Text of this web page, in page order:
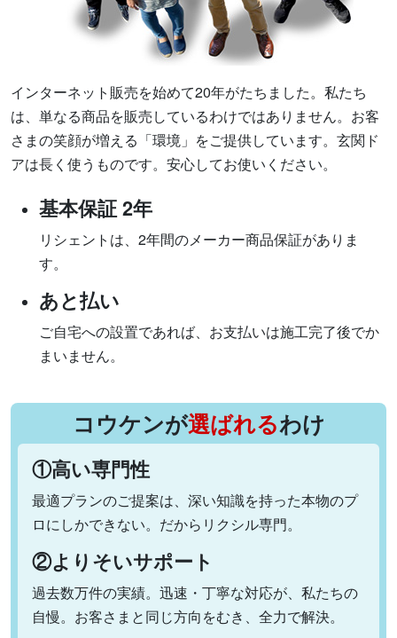
インターネット販売を始めて20年がたちました。私たち
は、単なる商品を販売しているわけではありません。お客
さまの笑顔が増える「環境」をご提供しています。玄関ド
アは長く使うものです。安心してお使いください。
基本保証 2年
リシェントは、2年間のメーカー商品保証がありま
す。
あと払い
ご自宅への設置であれば、お支払いは施工完了後でか
まいません。
コウケンが選ばれるわけ
①高い専門性
最適プランのご提案は、深い知識を持った本物のプ
ロにしかできない。だからリクシル専門。
②よりそいサポート
過去数万件の実績。迅速・丁寧な対応が、私たちの
自慢。お客さまと同じ方向をむき、全力で解決。